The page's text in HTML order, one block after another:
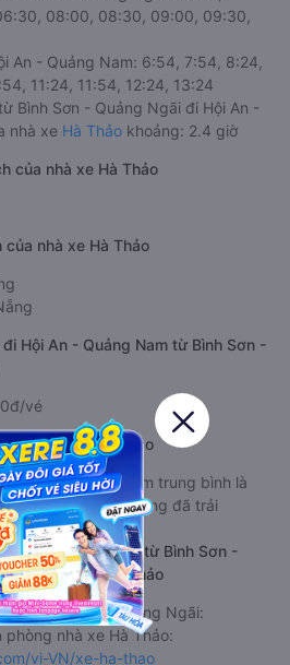
08:00, 08:30, 09:00, 09:30,
An - Quảng Nam: 6:54, 7:54, 8:24,
11:24, 11:54, 12:24, 13:24
Bình Sơn - Quảng Ngãi đi Hội An -
nhà xe Hà Thảo khoảng: 2.4 giờ
của nhà xe Hà Thảo
nhà xe Hà Thảo
Hội An - Quảng Nam từ Bình Sơn -
vé
lượng xe Hà Thảo
đánh giá với số điểm trung bình là
giá của khách hàng đã trải
xe này.
mua vé xe khách từ Bình Sơn -
Quảng Nam Hà Thảo
ở Bình Sơn - Quảng Ngãi:
phòng nhà xe Hà Thảo:
vi-VN/xe-ha-thao